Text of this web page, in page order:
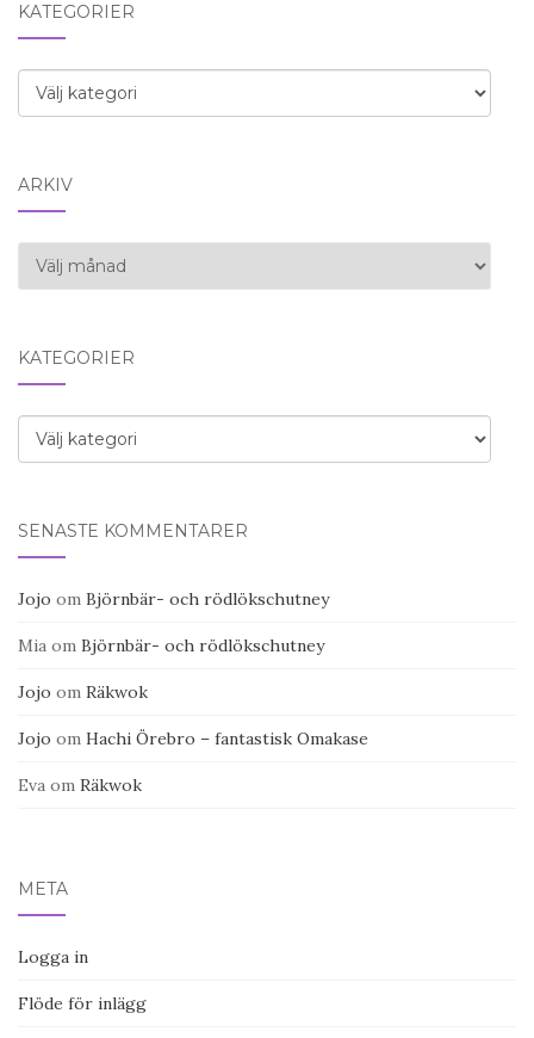
KATEGORIER
Kategorier
ARKIV
Arkiv
KATEGORIER
Kategorier
SENASTE KOMMENTARER
Jojo om Björnbär- och rödlökschutney
Mia om Björnbär- och rödlökschutney
Jojo om Räkwok
Jojo om Hachi Örebro – fantastisk Omakase
Eva om Räkwok
META
Logga in
Flöde för inlägg